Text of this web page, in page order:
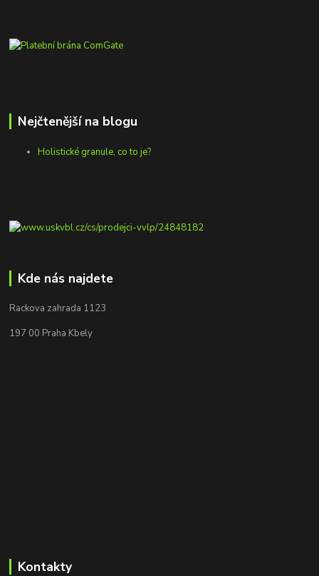
Nejčtenější na blogu
Holistické granule, co to je?
Kde nás najdete
Rackova zahrada 1123
197 00 Praha Kbely
Kontakty